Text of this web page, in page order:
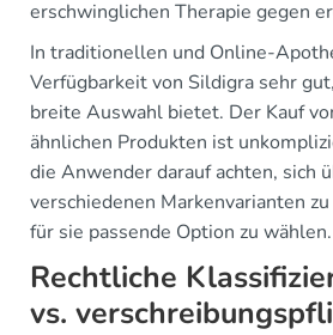
erschwinglichen Therapie gegen
In traditionellen und Online-
Verfügbarkeit von Sildigra sehr
breite Auswahl bietet. Der Kauf
ähnlichen Produkten ist
die Anwender darauf achten, sich
verschiedenen Markenvarianten
für sie passende Option zu wählen.
Rechtliche
vs.